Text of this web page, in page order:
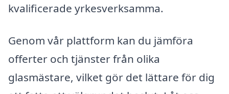
kvalificerade yrkesverksamma.
Genom vår plattform kan du jämföra
offerter och tjänster från olika
glasmästare, vilket gör det lättare för dig